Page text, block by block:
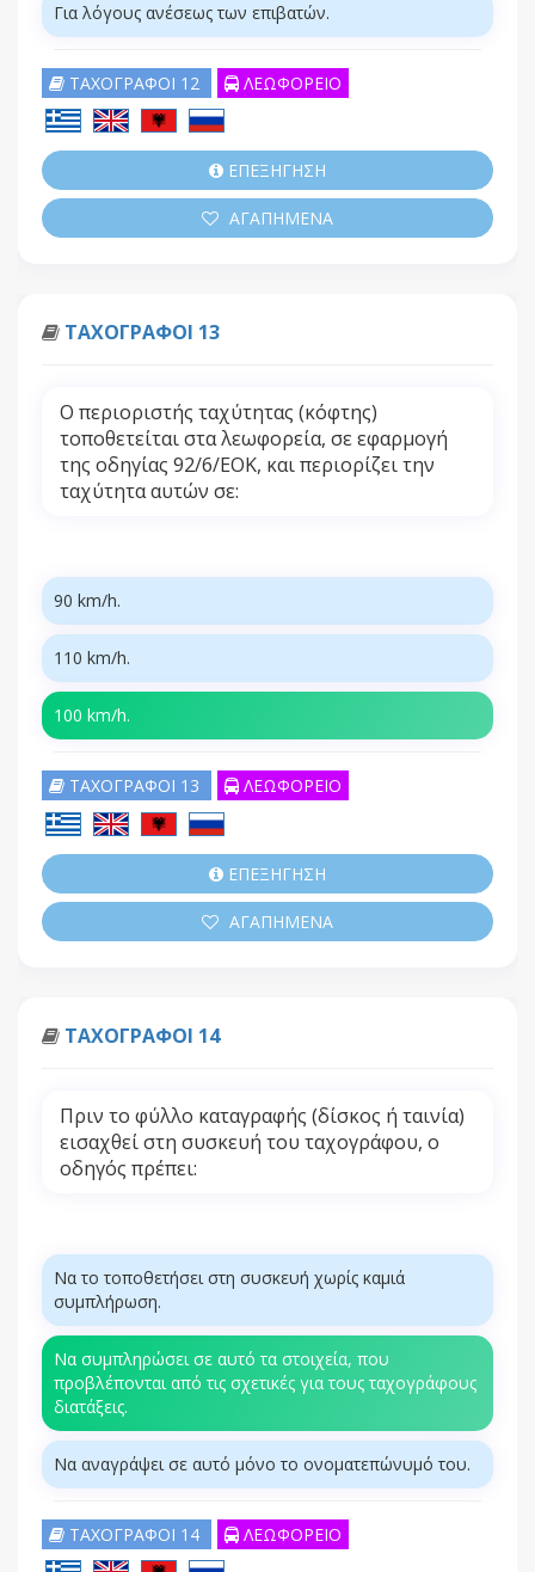
Για λόγους ανέσεως των επιβατών.
ΤΑΧΟΓΡΑΦΟΙ 12 ΛΕΩΦΟΡΕΙΟ
ΕΠΕΞΗΓΗΣΗ
ΑΓΑΠΗΜΕΝΑ
ΤΑΧΟΓΡΑΦΟΙ 13
Ο περιοριστής ταχύτητας (κόφτης)
τοποθετείται στα λεωφορεία, σε εφαρμογή
της οδηγίας 92/6/ΕΟΚ, και περιορίζει την
ταχύτητα αυτών σε:
90 km/h.
110 km/h.
100 km/h.
ΤΑΧΟΓΡΑΦΟΙ 13 ΛΕΩΦΟΡΕΙΟ
ΕΠΕΞΗΓΗΣΗ
ΑΓΑΠΗΜΕΝΑ
ΤΑΧΟΓΡΑΦΟΙ 14
Πριν το φύλλο καταγραφής (δίσκος ή ταινία)
εισαχθεί στη συσκευή του ταχογράφου, ο
οδηγός πρέπει:
Να το τοποθετήσει στη συσκευή χωρίς καμιά
συμπλήρωση.
Να συμπληρώσει σε αυτό τα στοιχεία, που
προβλέπονται από τις σχετικές για τους ταχογράφους
διατάξεις.
Να αναγράψει σε αυτό μόνο το ονοματεπώνυμό του.
ΤΑΧΟΓΡΑΦΟΙ 14 ΛΕΩΦΟΡΕΙΟ